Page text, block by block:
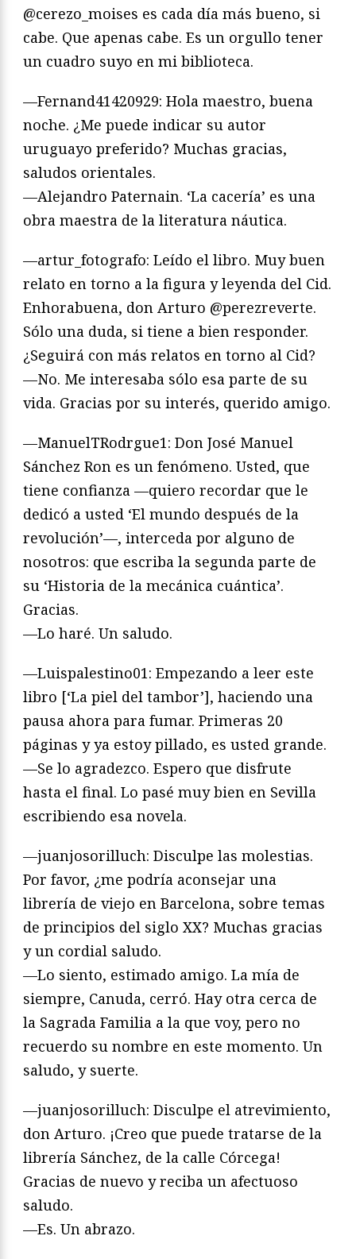
@cerezo_moises es cada día más bueno, si
cabe. Que apenas cabe. Es un orgullo tener
un cuadro suyo en mi biblioteca.
—Fernand41420929: Hola maestro, buena
noche. ¿Me puede indicar su autor
uruguayo preferido? Muchas gracias,
saludos orientales.
—Alejandro Paternain. ‘La cacería’ es una
obra maestra de la literatura náutica.
—artur_fotografo: Leído el libro. Muy buen
relato en torno a la figura y leyenda del Cid.
Enhorabuena, don Arturo @perezreverte.
Sólo una duda, si tiene a bien responder.
¿Seguirá con más relatos en torno al Cid?
—No. Me interesaba sólo esa parte de su
vida. Gracias por su interés, querido amigo.
—ManuelTRodrgue1: Don José Manuel
Sánchez Ron es un fenómeno. Usted, que
tiene confianza —quiero recordar que le
dedicó a usted ‘El mundo después de la
revolución’—, interceda por alguno de
nosotros: que escriba la segunda parte de
su ‘Historia de la mecánica cuántica’.
Gracias.
—Lo haré. Un saludo.
—Luispalestino01: Empezando a leer este
libro [‘La piel del tambor’], haciendo una
pausa ahora para fumar. Primeras 20
páginas y ya estoy pillado, es usted grande.
—Se lo agradezco. Espero que disfrute
hasta el final. Lo pasé muy bien en Sevilla
escribiendo esa novela.
—juanjosorilluch: Disculpe las molestias.
Por favor, ¿me podría aconsejar una
librería de viejo en Barcelona, sobre temas
de principios del siglo XX? Muchas gracias
y un cordial saludo.
—Lo siento, estimado amigo. La mía de
siempre, Canuda, cerró. Hay otra cerca de
la Sagrada Familia a la que voy, pero no
recuerdo su nombre en este momento. Un
saludo, y suerte.
—juanjosorilluch: Disculpe el atrevimiento,
don Arturo. ¡Creo que puede tratarse de la
librería Sánchez, de la calle Córcega!
Gracias de nuevo y reciba un afectuoso
saludo.
—Es. Un abrazo.